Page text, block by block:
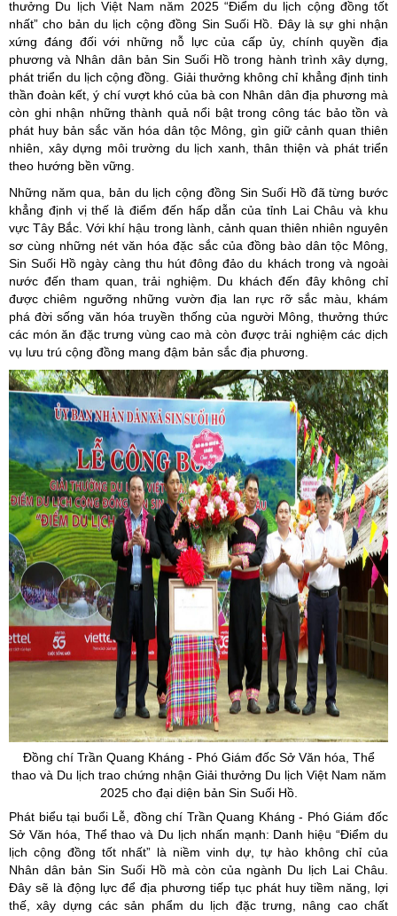
thưởng Du lịch Việt Nam năm 2025 “Điểm du lịch cộng đồng tốt
nhất” cho bản du lịch cộng đồng Sin Suối Hồ. Đây là sự ghi nhận
xứng đáng đối với những nỗ lực của cấp ủy, chính quyền địa
phương và Nhân dân bản Sin Suối Hồ trong hành trình xây dựng,
phát triển du lịch cộng đồng. Giải thưởng không chỉ khẳng định tinh
thần đoàn kết, ý chí vượt khó của bà con Nhân dân địa phương mà
còn ghi nhận những thành quả nổi bật trong công tác bảo tồn và
phát huy bản sắc văn hóa dân tộc Mông, gìn giữ cảnh quan thiên
nhiên, xây dựng môi trường du lịch xanh, thân thiện và phát triển
theo hướng bền vững.
Những năm qua, bản du lịch cộng đồng Sin Suối Hồ đã từng bước
khẳng định vị thế là điểm đến hấp dẫn của tỉnh Lai Châu và khu
vực Tây Bắc. Với khí hậu trong lành, cảnh quan thiên nhiên nguyên
sơ cùng những nét văn hóa đặc sắc của đồng bào dân tộc Mông,
Sin Suối Hồ ngày càng thu hút đông đảo du khách trong và ngoài
nước đến tham quan, trải nghiệm. Du khách đến đây không chỉ
được chiêm ngưỡng những vườn địa lan rực rỡ sắc màu, khám
phá đời sống văn hóa truyền thống của người Mông, thưởng thức
các món ăn đặc trưng vùng cao mà còn được trải nghiệm các dịch
vụ lưu trú cộng đồng mang đậm bản sắc địa phương.
Đồng chí Trần Quang Kháng - Phó Giám đốc Sở Văn hóa, Thể
thao và Du lịch trao chứng nhận Giải thưởng Du lịch Việt Nam năm
2025 cho đại diện bản Sin Suối Hồ.
Phát biểu tại buổi Lễ, đồng chí Trần Quang Kháng - Phó Giám đốc
Sở Văn hóa, Thể thao và Du lịch nhấn mạnh: Danh hiệu “Điểm du
lịch cộng đồng tốt nhất” là niềm vinh dự, tự hào không chỉ của
Nhân dân bản Sin Suối Hồ mà còn của ngành Du lịch Lai Châu.
Đây sẽ là động lực để địa phương tiếp tục phát huy tiềm năng, lợi
thế, xây dựng các sản phẩm du lịch đặc trưng, nâng cao chất